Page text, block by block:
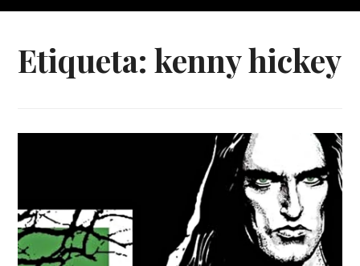
Etiqueta:kenny hickey